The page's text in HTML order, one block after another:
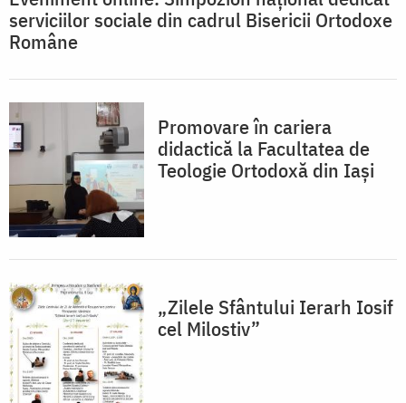
serviciilor sociale din cadrul Bisericii Ortodoxe
Române
Promovare în cariera
didactică la Facultatea de
Teologie Ortodoxă din Iași
„Zilele Sfântului Ierarh Iosif
cel Milostiv”